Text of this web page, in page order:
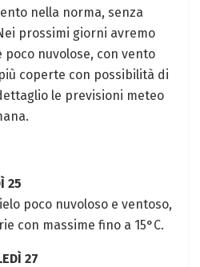
nella norma, senza
prossimi ‍giorni avremo
nuvolose, con vento
coperte con⁣ possibilità di
‌le previsioni meteo
25
poco nuvoloso e ventoso,⁣
⁢con massime fino a 15°C.
27